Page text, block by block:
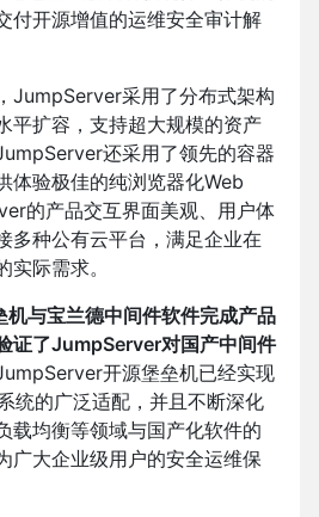
付开源增值的运维安全审计解
JumpServer采用了分布式架构
平扩容，支持超大规模的资产
还采用了领先的容器
体验极佳的纯浏览器化Web
的产品交互界面美观、用户体
多种公有云平台，满足企业在
际需求。
与宝兰德中间件软件完成产品
证了JumpServer对国产中间件
开源堡垒机已经实现
统的广泛适配，并且不断深化
载均衡等领域与国产化软件的
广大企业级用户的安全运维保